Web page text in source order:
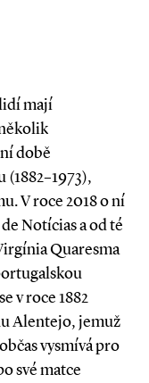
mají
době
V ro­­ce 2018 o ní
Notícias a od té
Quaresma
v roce 1882
Alentejo, jemuž
vysmívá pro
své matce